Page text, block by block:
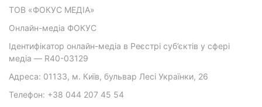
ТОВ «ФОКУС МЕДІА»
Онлайн-медіа ФОКУС
Ідентифікатор онлайн-медіа в Реєстрі суб’єктів у сфері
медіа — R40-03129
Адреса: 01133, м. Київ, бульвар Лесі Українки, 26
Телефон: +38 044 207 45 54